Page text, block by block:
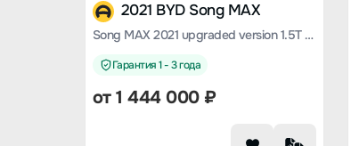
2021 BYD Song MAX
Song MAX 2021 upgraded version 1.5T automatic Premium 7-seater
Гарантия 1 - 3 года
от1 444 000₽